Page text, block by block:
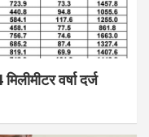
वर्षा दर्ज